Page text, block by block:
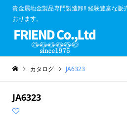
貴金属地金製品専門製造卸!! 経験豊富な販
おります。
カタログ JA6323
JA6323